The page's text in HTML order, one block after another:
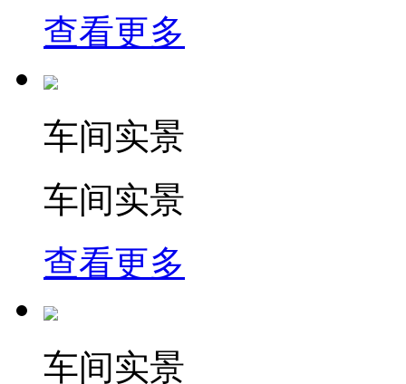
查看更多
车间实景
车间实景
查看更多
车间实景